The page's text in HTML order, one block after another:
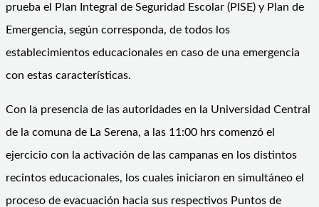
prueba el Plan Integral de Seguridad Escolar (PISE) y Plan de
Emergencia, según corresponda, de todos los
establecimientos educacionales en caso de una emergencia
con estas características.
Con la presencia de las autoridades en la Universidad Central
de la comuna de La Serena, a las 11:00 hrs comenzó el
ejercicio con la activación de las campanas en los distintos
recintos educacionales, los cuales iniciaron en simultáneo el
proceso de evacuación hacia sus respectivos Puntos de